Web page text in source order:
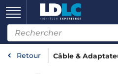
Retour Câble &